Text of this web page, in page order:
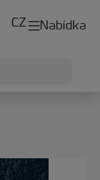
Nabídka
CZ